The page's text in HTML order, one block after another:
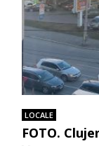
LOCALE
FOTO.